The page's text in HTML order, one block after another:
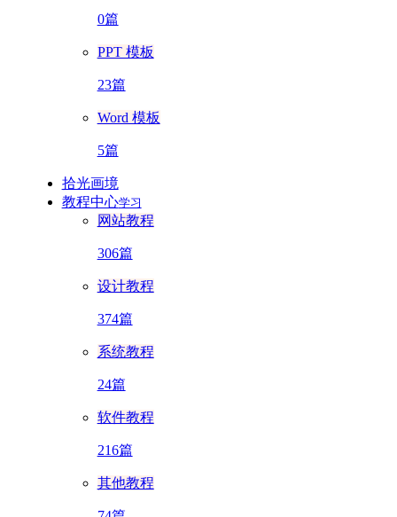
0篇
PPT 模板
23篇
Word 模板
5篇
拾光画境
教程中心学习
网站教程
306篇
设计教程
374篇
系统教程
24篇
软件教程
216篇
其他教程